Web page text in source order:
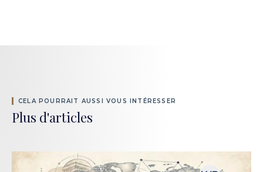
CELA POURRAIT AUSSI VOUS INTÉRESSER
Plus d'articles